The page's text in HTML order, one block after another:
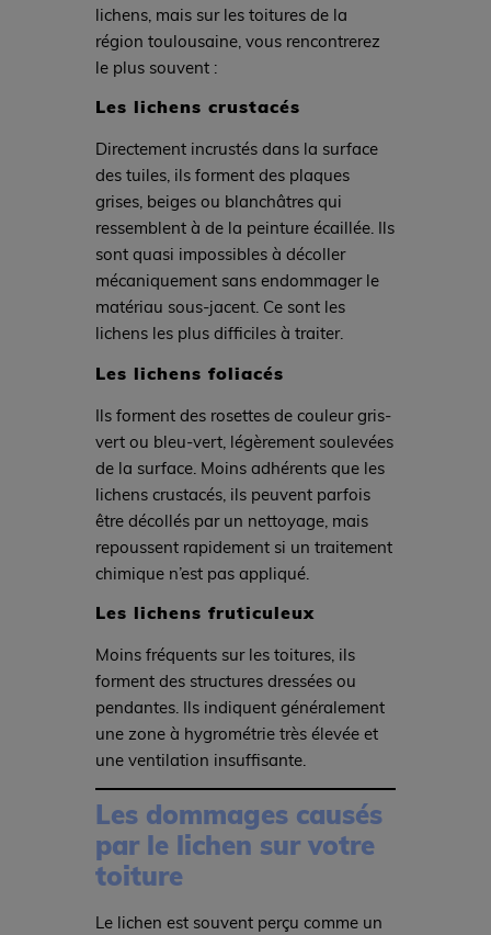
lichens, mais sur les toitures de la
région toulousaine, vous rencontrerez
le plus souvent :
Les lichens crustacés
Directement incrustés dans la surface
des tuiles, ils forment des plaques
grises, beiges ou blanchâtres qui
ressemblent à de la peinture écaillée. Ils
sont quasi impossibles à décoller
mécaniquement sans endommager le
matériau sous-jacent. Ce sont les
lichens les plus difficiles à traiter.
Les lichens foliacés
Ils forment des rosettes de couleur gris-
vert ou bleu-vert, légèrement soulevées
de la surface. Moins adhérents que les
lichens crustacés, ils peuvent parfois
être décollés par un nettoyage, mais
repoussent rapidement si un traitement
chimique n’est pas appliqué.
Les lichens fruticuleux
Moins fréquents sur les toitures, ils
forment des structures dressées ou
pendantes. Ils indiquent généralement
une zone à hygrométrie très élevée et
une ventilation insuffisante.
Les dommages causés
par le lichen sur votre
toiture
Le lichen est souvent perçu comme un